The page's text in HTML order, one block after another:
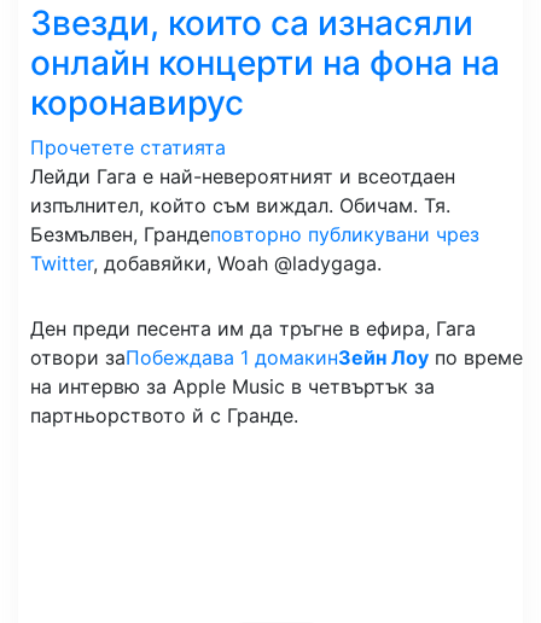
Звезди, които са изнасяли
онлайн концерти на фона на
коронавирус
Прочетете статията
Лейди Гага е най-невероятният и всеотдаен
изпълнител, който съм виждал. Обичам. Тя.
Безмълвен, Грандеповторно публикувани чрез
Twitter, добавяйки, Woah @ladygaga.
Ден преди песента им да тръгне в ефира, Гага
отвори заПобеждава 1 домакинЗейн Лоу по време
на интервю за Apple Music в четвъртък за
партньорството й с Гранде.